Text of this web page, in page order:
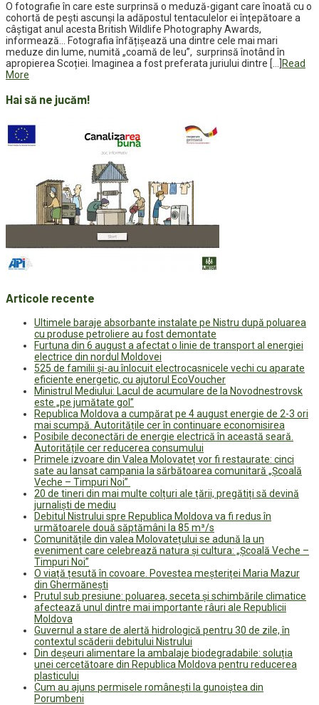
O fotografie în care este surprinsă o meduză-gigant care înoată cu o
cohortă de pești ascunși la adăpostul tentaculelor ei înțepătoare a
câștigat anul acesta British Wildlife Photography Awards,
informează… Fotografia înfățișează una dintre cele mai mari
meduze din lume, numită „coamă de leu”, surprinsă înotând în
apropierea Scoției. Imaginea a fost preferata juriului dintre […] Read
More
Hai să ne jucăm!
Articole recente
Ultimele baraje absorbante instalate pe Nistru după poluarea
cu produse petroliere au fost demontate
Furtuna din 6 august a afectat o linie de transport al energiei
electrice din nordul Moldovei
525 de familii și-au înlocuit electrocasnicele vechi cu aparate
eficiente energetic, cu ajutorul EcoVoucher
Ministrul Mediului: Lacul de acumulare de la Novodnestrovsk
este „pe jumătate gol”
Republica Moldova a cumpărat pe 4 august energie de 2-3 ori
mai scumpă. Autoritățile cer în continuare economisirea
Posibile deconectări de energie electrică în această seară.
Autoritățile cer reducerea consumului
Primele izvoare din Valea Molovateț vor fi restaurate: cinci
sate au lansat campania la sărbătoarea comunitară „Școală
Veche – Timpuri Noi”
20 de tineri din mai multe colțuri ale țării, pregătiți să devină
jurnaliști de mediu
Debitul Nistrului spre Republica Moldova va fi redus în
următoarele două săptămâni la 85 m³/s
Comunitățile din valea Molovatețului se adună la un
eveniment care celebrează natura și cultura: „Școală Veche –
Timpuri Noi”
O viață țesută în covoare. Povestea meșteriței Maria Mazur
din Ghermănești
Prutul sub presiune: poluarea, seceta și schimbările climatice
afectează unul dintre mai importante râuri ale Republicii
Moldova
Guvernul a stare de alertă hidrologică pentru 30 de zile, în
contextul scăderii debitului Nistrului
Din deșeuri alimentare la ambalaje biodegradabile: soluția
unei cercetătoare din Republica Moldova pentru reducerea
plasticului
Cum au ajuns permisele românești la gunoiștea din
Porumbeni